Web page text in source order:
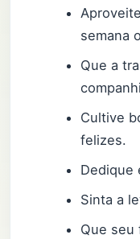
semana
Que a
Cultive
felizes.
Dedique
Sinta a
Que seu